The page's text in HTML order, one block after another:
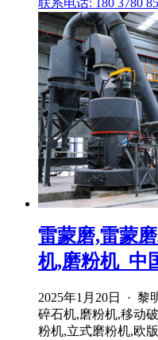
雷蒙磨,雷蒙
机,磨粉机_中
2025年1月20日 · 黎
碎石机,磨粉机,移动
粉机,立式磨粉机,欧